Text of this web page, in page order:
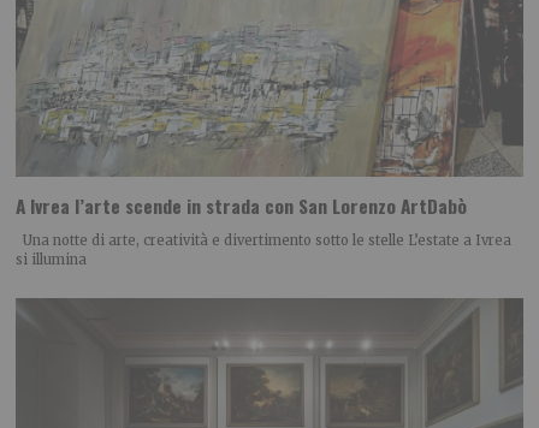
A Ivrea l’arte scende in strada con San Lorenzo ArtDabò
Una notte di arte, creatività e divertimento sotto le stelle L’estate a Ivrea
si illumina